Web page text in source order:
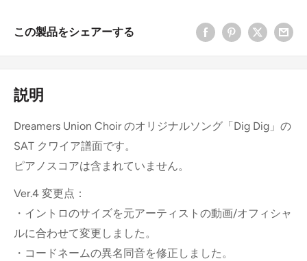
この製品をシェアーする
説明
Dreamers Union Choir のオリジナルソング「Dig Dig」の
SAT クワイア譜面です。
ピアノスコアは含まれていません。
Ver.4 変更点：
・イントロのサイズを元アーティストの動画/オフィシャ
ルに合わせて変更しました。
・コードネームの異名同音を修正しました。